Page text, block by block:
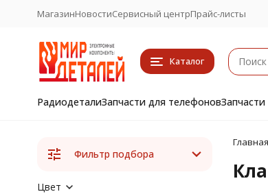
МагазинНовостиСервисный центрПрайс-листы
Каталог
РадиодеталиЗапчасти для телефонов
Главная
Фильтр подбора
Цвет